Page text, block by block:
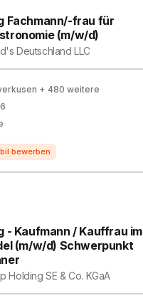
Fachmann/-frau für
(m/w/d)
Deutschland LLC
+ 480 weitere
- Kaufmann / Kauffrau im
(m/w/d) Schwerpunkt
Holding SE & Co. KGaA